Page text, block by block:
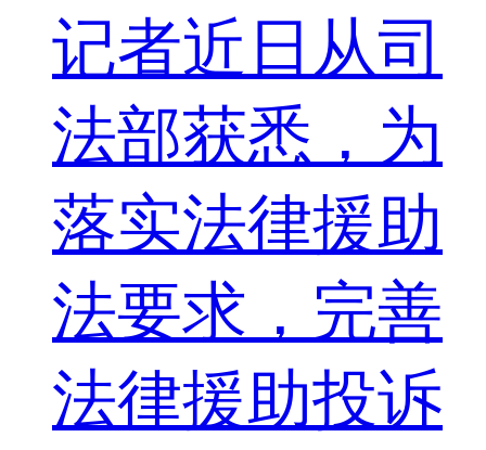
记者近日从司
法部获悉，为
落实法律援助
法要求，完善
法律援助投诉